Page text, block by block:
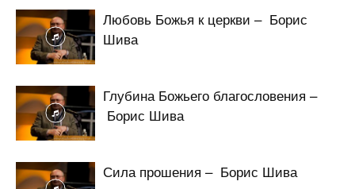
Любовь Божья к церкви – Борис
Шива
Глубина Божьего благословения –
Борис Шива
Сила прошения – Борис Шива